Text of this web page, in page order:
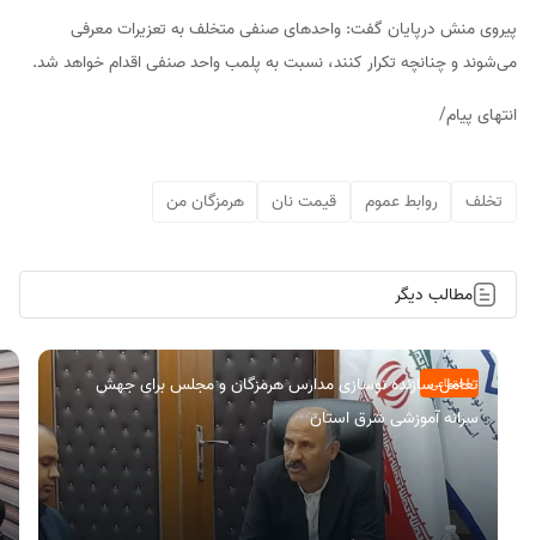
پیروی منش درپایان گفت: واحدهای صنفی متخلف به تعزیرات معرفی
می‌شوند و چنانچه تکرار کنند، نسبت به پلمب واحد صنفی اقدام خواهد شد.
انتهای پیام/
تخلف روابط عموم قیمت نان هرمزگان من
مطالب دیگر
اجتماعی
تعامل سازنده نوسازی مدارس هرمزگان و مجلس برای جهش
سرانه آموزشی شرق استان